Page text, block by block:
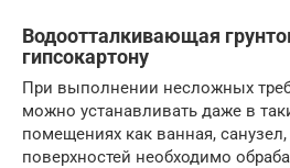
Водоотталкивающая
гипсокартону
При выполнении несложных
можно устанавливать даже в
помещениях как ванная, санузел,
поверхностей необходимо